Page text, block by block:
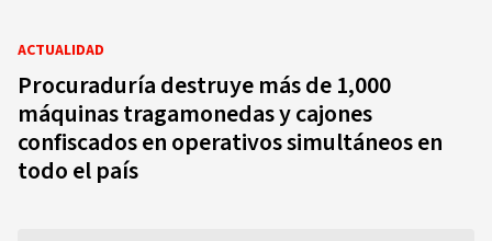
ACTUALIDAD
Procuraduría destruye más de 1,000
máquinas tragamonedas y cajones
confiscados en operativos simultáneos en
todo el país